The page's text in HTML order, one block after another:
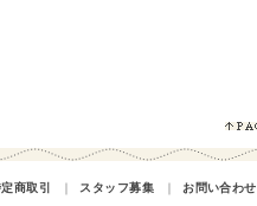
商取引 ｜ スタッフ募集 ｜ お問い合わせ